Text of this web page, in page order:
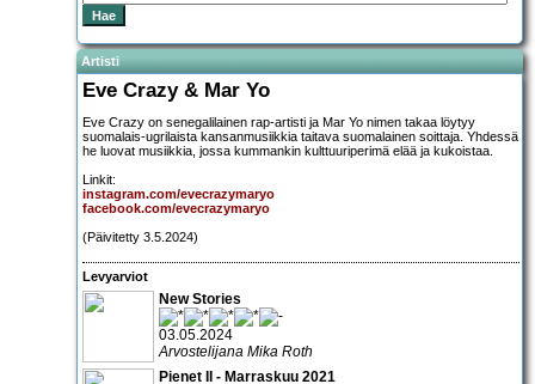
Artisti
Eve Crazy & Mar Yo
Eve Crazy on senegalilainen rap-artisti ja Mar Yo nimen takaa löytyy
suomalais-ugrilaista kansanmusiikkia taitava suomalainen soittaja. Yhdessä
he luovat musiikkia, jossa kummankin kulttuuriperimä elää ja kukoistaa.
Linkit:
instagram.com/evecrazymaryo
facebook.com/evecrazymaryo
(Päivitetty 3.5.2024)
Levyarviot
New Stories
03.05.2024
Arvostelijana Mika Roth
Pienet II - Marraskuu 2021